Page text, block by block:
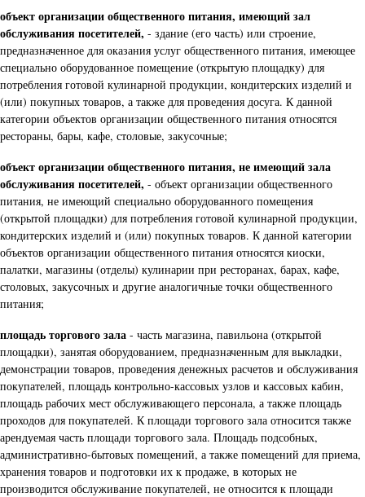
объект организации общественного питания, имеющий зал
обслуживания посетителей, - здание (его часть) или строение,
предназначенное для оказания услуг общественного питания, имеющее
специально оборудованное помещение (открытую площадку) для
потребления готовой кулинарной продукции, кондитерских изделий и
(или) покупных товаров, а также для проведения досуга. К данной
категории объектов организации общественного питания относятся
рестораны, бары, кафе, столовые, закусочные;
объект организации общественного питания, не имеющий зала
обслуживания посетителей, - объект организации общественного
питания, не имеющий специально оборудованного помещения
(открытой площадки) для потребления готовой кулинарной продукции,
кондитерских изделий и (или) покупных товаров. К данной категории
объектов организации общественного питания относятся киоски,
палатки, магазины (отделы) кулинарии при ресторанах, барах, кафе,
столовых, закусочных и другие аналогичные точки общественного
питания;
площадь торгового зала - часть магазина, павильона (открытой
площадки), занятая оборудованием, предназначенным для выкладки,
демонстрации товаров, проведения денежных расчетов и обслуживания
покупателей, площадь контрольно-кассовых узлов и кассовых кабин,
площадь рабочих мест обслуживающего персонала, а также площадь
проходов для покупателей. К площади торгового зала относится также
арендуемая часть площади торгового зала. Площадь подсобных,
административно-бытовых помещений, а также помещений для приема,
хранения товаров и подготовки их к продаже, в которых не
производится обслуживание покупателей, не относится к площади